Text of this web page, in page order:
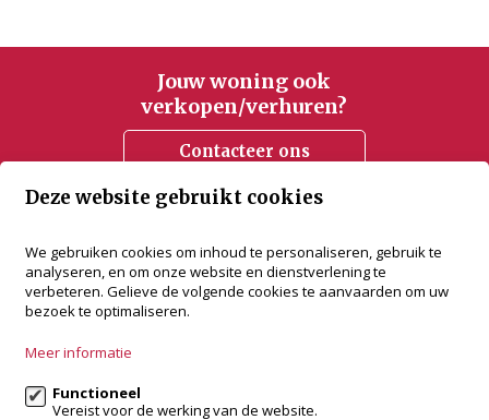
Jouw woning ook
verkopen/verhuren?
Contacteer ons
accent vastgoed
Bredabaan 505
2930 Brasschaat
info@accentvastgoed.be
Deze website gebruikt cookies
We gebruiken cookies om inhoud te personaliseren, gebruik te
analyseren, en om onze website en dienstverlening te
verbeteren. Gelieve de volgende cookies te aanvaarden om uw
bezoek te optimaliseren.
Meer informatie
Functioneel
Vereist voor de werking van de website.